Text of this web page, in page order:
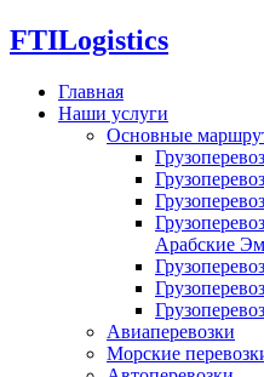
FTILogistics
Главная
Наши услуги
Основные
Арабские
Авиаперевозки
Морские